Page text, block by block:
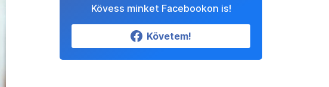
Kövess minket Facebookon is!
Követem!